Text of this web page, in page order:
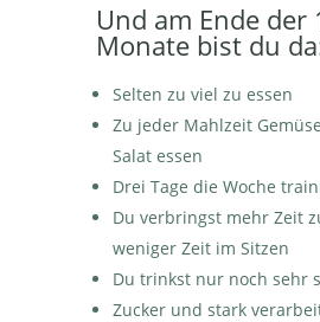
Und am Ende der
Monate bist du
Selten zu viel zu essen
Zu jeder Mahlzeit
Salat essen
Drei Tage die Woche
Du verbringst mehr Zeit
weniger Zeit im Sitzen
Du trinkst nur noch sehr
Zucker und stark